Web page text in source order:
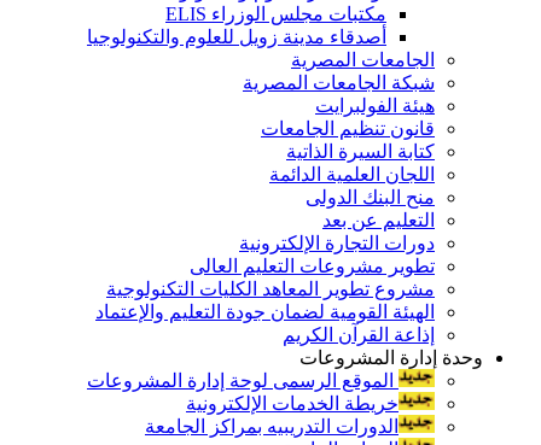
مكتبات مجلس الوزراء ELIS
أصدقاء مدينة زويل للعلوم والتكنولوجيا
الجامعات المصرية
شبكة الجامعات المصرية
هيئة الفولبرايت
قانون تنظيم الجامعات
كتابة السيرة الذاتية
اللجان العلمية الدائمة
منح البنك الدولى
التعليم عن بعد
دورات التجارة الإلكترونية
تطوير مشروعات التعليم العالى
مشروع تطوير المعاهد الكليات التكنولوجية
الهيئة القومية لضمان جودة التعليم والإعتماد
إذاعة القرآن الكريم
وحدة إدارة المشروعات
الموقع الرسمى لوحة إدارة المشروعات
خريطة الخدمات الإلكترونية
الدورات التدريبيه بمراكز الجامعة